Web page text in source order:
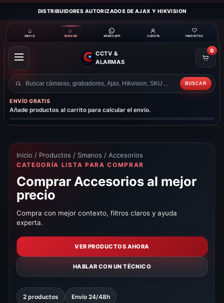
DISTRIBUIDORES AUTORIZADOS DE AJAX Y HIKVISION
⌂
INICIO
⌕
BUSCAR WHATSAPP CUENTA
♡
FAVORITOS
ABRIR
MENÚ
CCTV &
ALARMAS
Buscar
productos
BUSCAR
0
ENVÍO GRATIS
Añade productos al carrito para calcular el envío.
Inicio / Productos / Smanos / Accesorios
CATEGORÍA LISTA PARA COMPRAR
Comprar Accesorios al mejor
precio
Compra con mejor contexto, filtros claros y ayuda
experta.
VER PRODUCTOS AHORA
HABLAR CON UN TÉCNICO
2 productos Envío 24/48h